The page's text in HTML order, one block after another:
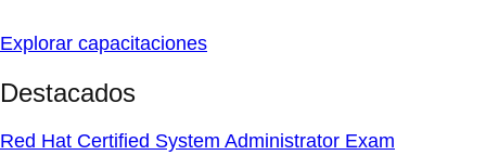
Explorar capacitaciones
Destacados
Red Hat Certified System Administrator Exam